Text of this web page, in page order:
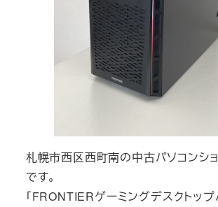
札幌市西区西町南の中古パソコンシ
です。
「FRONTIERゲーミングデスクトップ